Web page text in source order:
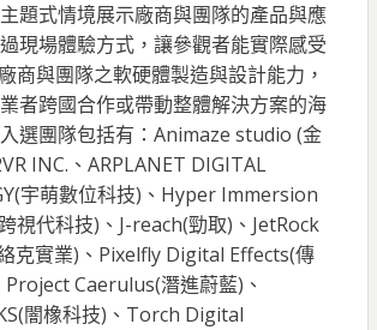
題式情境展示廠商與團隊的產品與應
現場體驗方式，讓參觀者能實際感受
商與團隊之軟硬體製造與設計能力，
者跨國合作或帶動整體解決方案的海
選團隊包括有：Animaze studio (金
INC.、ARPLANET DIGITAL
宇萌數位科技)、Hyper Immersion
視代科技)、J-reach(勁取)、JetRock
克實業)、Pixelfly Digital Effects(傳
Caerulus(潛進蔚藍)、
闇橡科技)、Torch Digital